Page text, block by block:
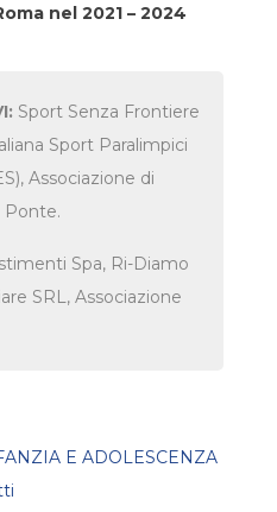
nel 2021 – 2024
Sport Senza Frontiere
Sport Paralimpici
Associazione di
Ponte.
Spa, Ri-Diamo
SRL, Associazione
E ADOLESCENZA